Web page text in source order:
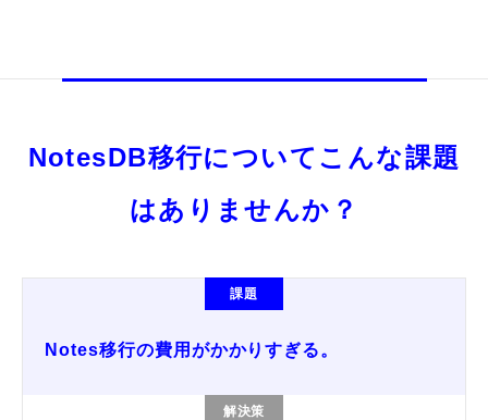
NotesDB移行についてこんな課題
はありませんか？
課題
Notes移行の費用がかかりすぎる。
解決策